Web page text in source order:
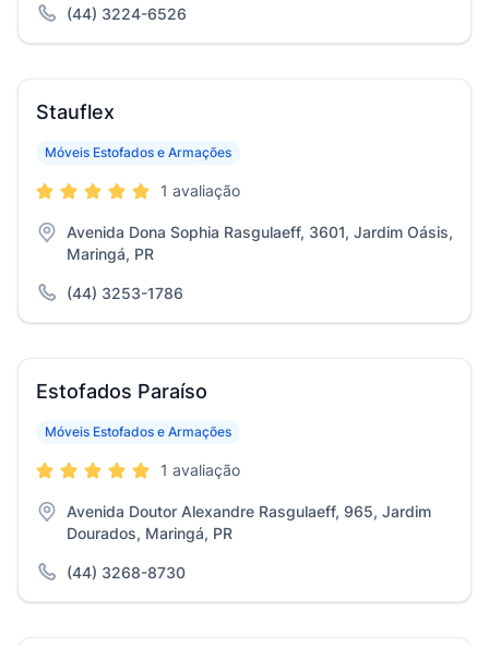
(44) 3224-6526
Stauflex
Móveis Estofados e Armações
1 avaliação
Avenida Dona Sophia Rasgulaeff, 3601, Jardim Oásis,
Maringá, PR
(44) 3253-1786
Estofados Paraíso
Móveis Estofados e Armações
1 avaliação
Avenida Doutor Alexandre Rasgulaeff, 965, Jardim
Dourados, Maringá, PR
(44) 3268-8730